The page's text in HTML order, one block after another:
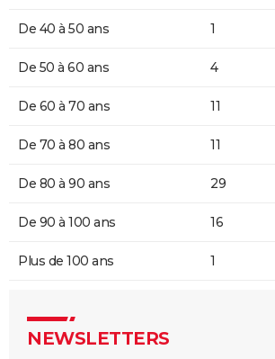
De 40 à 50 ans 1
De 50 à 60 ans 4
De 60 à 70 ans 11
De 70 à 80 ans 11
De 80 à 90 ans 29
De 90 à 100 ans 16
Plus de 100 ans 1
NEWSLETTERS